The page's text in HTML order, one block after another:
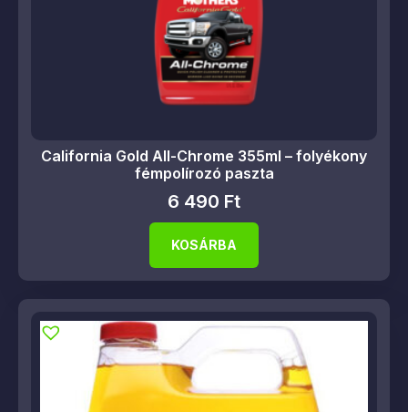
California Gold All-Chrome 355ml – folyékony
fémpolírozó paszta
6 490 Ft
KOSÁRBA